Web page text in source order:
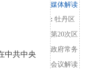
中共中央
媒体解读
: 牡丹区
第20次区
政府常务
会议解读